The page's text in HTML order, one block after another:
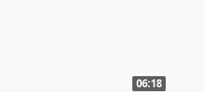
06:18